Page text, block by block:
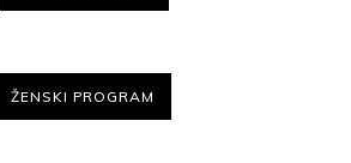
ŽENSKI PROGRAM